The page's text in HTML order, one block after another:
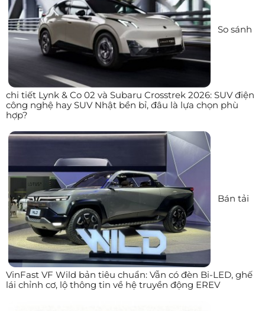
So sánh
chi tiết Lynk & Co 02 và Subaru Crosstrek 2026: SUV điện
công nghệ hay SUV Nhật bền bỉ, đâu là lựa chọn phù
hợp?
Bán tải
VinFast VF Wild bản tiêu chuẩn: Vẫn có đèn Bi-LED, ghế
lái chỉnh cơ, lộ thông tin về hệ truyền động EREV